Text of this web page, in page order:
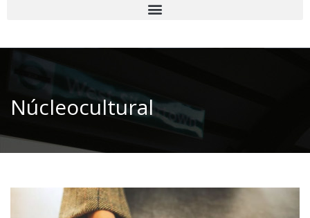
Núcleocultural